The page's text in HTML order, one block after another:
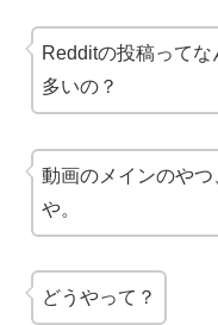
Redditの投稿ってな
多いの？
動画のメインのや
や。
どうやって？